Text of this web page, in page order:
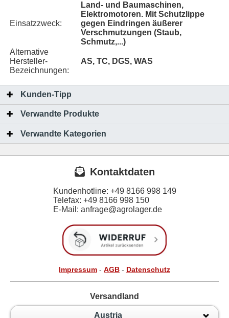
Einsatzzweck:
Land- und Baumaschinen,
Elektromotoren. Mit Schutzlippe
gegen Eindringen äußerer
Verschmutzungen (Staub,
Schmutz,...)
Alternative
Hersteller-
Bezeichnungen:
AS, TC, DGS, WAS
Kunden-Tipp
Verwandte Produkte
Verwandte Kategorien
Kontaktdaten
Kundenhotline: +49 8166 998 149
Telefax: +49 8166 998 150
E-Mail: anfrage@agrolager.de
Impressum - AGB - Datenschutz
Versandland
Austria